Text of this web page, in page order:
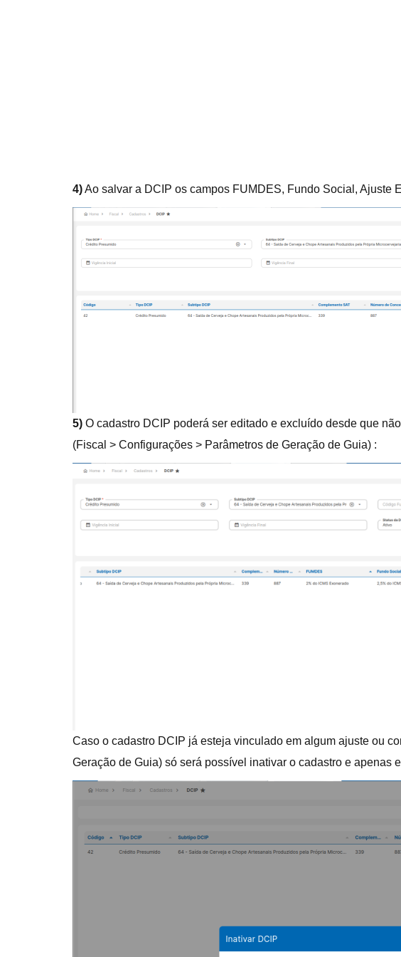
4)Ao salvar a DCIP os campos FUMDES, Fundo Social, Ajuste
5) O cadastro DCIP poderá ser editado e excluído desde que
(Fiscal > Configurações > Parâmetros de Geração de Guia) :
Caso o cadastro DCIP já esteja vinculado em algum ajuste ou
Geração de Guia) só será possível inativar o cadastro e apenas